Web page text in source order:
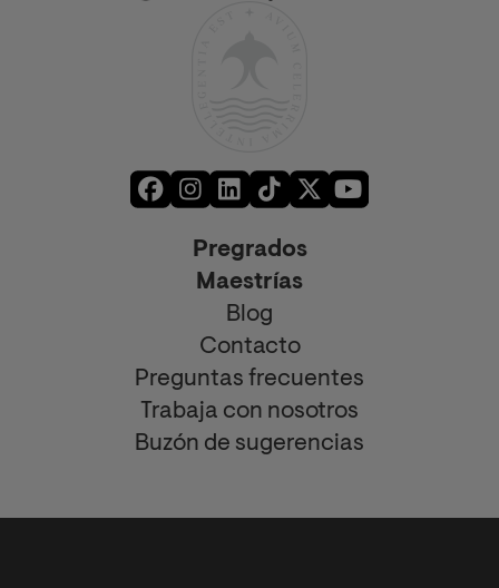
Pregrados
Maestrías
Blog
Contacto
Preguntas frecuentes
Trabaja con nosotros
Buzón de sugerencias